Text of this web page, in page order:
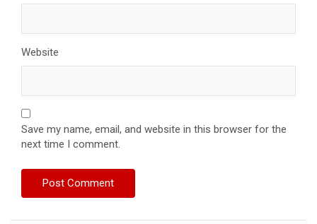
Website
Save my name, email, and website in this browser for the
next time I comment.